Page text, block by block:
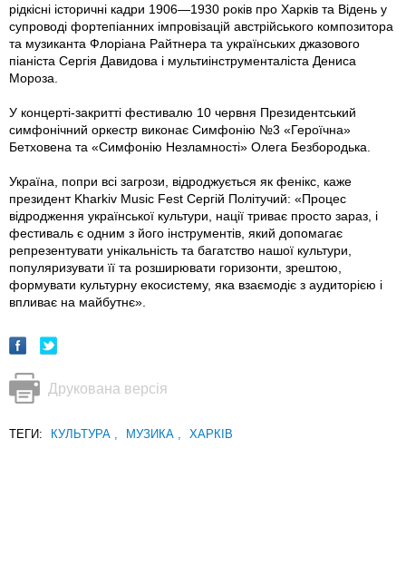
рідкісні історичні кадри 1906—1930 років про Харків та Відень у
супроводі фортепіанних імпровізацій австрійського композитора
та музиканта Флоріана Райтнера та українських джазового
піаніста Сергія Давидова і мультиінструменталіста Дениса
Мороза.
У концерті-закритті фестивалю 10 червня Президентський
симфонічний оркестр виконає Симфонію №3 «Героїчна»
Бетховена та «Симфонію Незламності» Олега Безбородька.
Україна, попри всі загрози, відроджується як фенікс, каже
президент Kharkiv Music Fest Сергій Політучий: «Процес
відродження української культури, нації триває просто зараз, і
фестиваль є одним з його інструментів, який допомагає
репрезентувати унікальність та багатство нашої культури,
популяризувати її та розширювати горизонти, зрештою,
формувати культурну екосистему, яка взаємодіє з аудиторією і
впливає на майбутнє».
Друкована версія
ТЕГИ: КУЛЬТУРА МУЗИКА ХАРКІВ